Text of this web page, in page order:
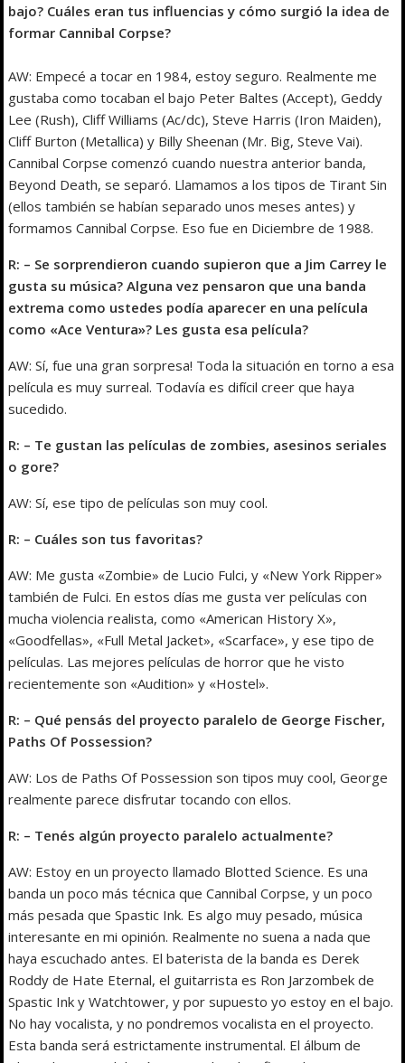
bajo? Cuáles eran tus influencias y cómo surgió la idea de
formar Cannibal Corpse?
AW: Empecé a tocar en 1984, estoy seguro. Realmente me
gustaba como tocaban el bajo Peter Baltes (Accept), Geddy
Lee (Rush), Cliff Williams (Ac/dc), Steve Harris (Iron Maiden),
Cliff Burton (Metallica) y Billy Sheenan (Mr. Big, Steve Vai).
Cannibal Corpse comenzó cuando nuestra anterior banda,
Beyond Death, se separó. Llamamos a los tipos de Tirant Sin
(ellos también se habían separado unos meses antes) y
formamos Cannibal Corpse. Eso fue en Diciembre de 1988.
R: – Se sorprendieron cuando supieron que a Jim Carrey le
gusta su música? Alguna vez pensaron que una banda
extrema como ustedes podía aparecer en una película
como «Ace Ventura»? Les gusta esa película?
AW: Sí, fue una gran sorpresa! Toda la situación en torno a esa
película es muy surreal. Todavía es difícil creer que haya
sucedido.
R: – Te gustan las películas de zombies, asesinos seriales
o gore?
AW: Sí, ese tipo de películas son muy cool.
R: – Cuáles son tus favoritas?
AW: Me gusta «Zombie» de Lucio Fulci, y «New York Ripper»
también de Fulci. En estos días me gusta ver películas con
mucha violencia realista, como «American History X»,
«Goodfellas», «Full Metal Jacket», «Scarface», y ese tipo de
películas. Las mejores películas de horror que he visto
recientemente son «Audition» y «Hostel».
R: – Qué pensás del proyecto paralelo de George Fischer,
Paths Of Possession?
AW: Los de Paths Of Possession son tipos muy cool, George
realmente parece disfrutar tocando con ellos.
R: – Tenés algún proyecto paralelo actualmente?
AW: Estoy en un proyecto llamado Blotted Science. Es una
banda un poco más técnica que Cannibal Corpse, y un poco
más pesada que Spastic Ink. Es algo muy pesado, música
interesante en mi opinión. Realmente no suena a nada que
haya escuchado antes. El baterista de la banda es Derek
Roddy de Hate Eternal, el guitarrista es Ron Jarzombek de
Spastic Ink y Watchtower, y por supuesto yo estoy en el bajo.
No hay vocalista, y no pondremos vocalista en el proyecto.
Esta banda será estrictamente instrumental. El álbum de